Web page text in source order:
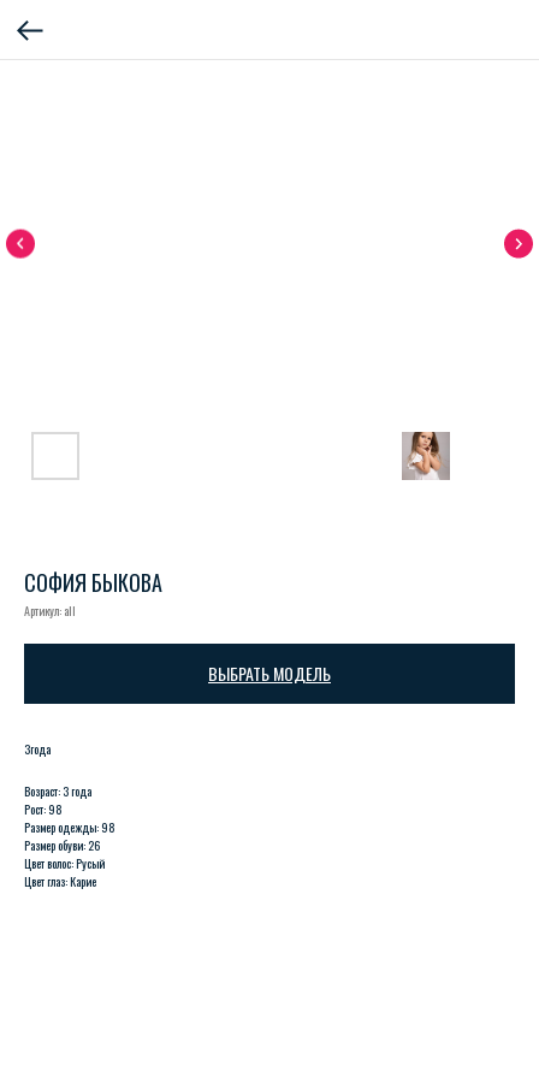
СОФИЯ БЫКОВА
Артикул: all
ВЫБРАТЬ МОДЕЛЬ
3года
Возраст: 3 года
Рост: 98
Размер одежды: 98
Размер обуви: 26
Цвет волос: Русый
Цвет глаз: Карие